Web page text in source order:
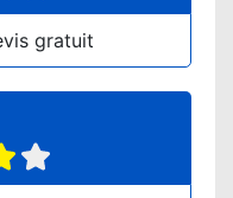
gratuit